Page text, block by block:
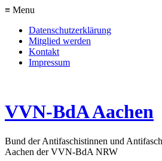
≡ Menu
Datenschutzerklärung
Mitglied werden
Kontakt
Impressum
VVN-BdA Aachen
Bund der Antifaschistinnen und
Aachen der VVN-BdA NRW